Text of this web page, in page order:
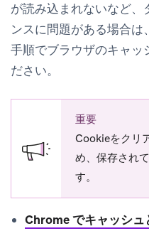
が読み込まれないなど
ンスに問題がある場合
手順でブラウザのキャッ
ださい。
重要
Cookieをクリ
め、保存され
す。
Chrome でキャッシ